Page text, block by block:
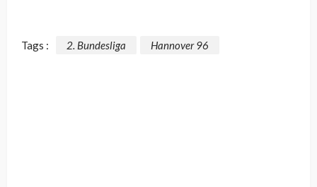
Tags : 2. Bundesliga Hannover 96